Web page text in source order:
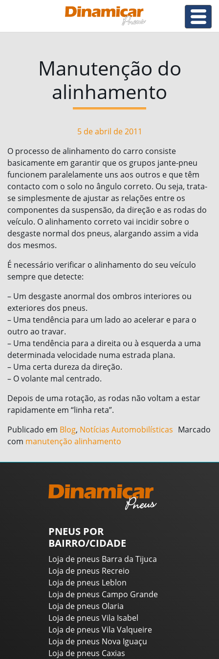
Manutenção do
alinhamento
5 de abril de 2011
O processo de alinhamento do carro consiste
basicamente em garantir que os grupos jante-pneu
funcionem paralelamente uns aos outros e que têm
contacto com o solo no ângulo correto. Ou seja, trata-
se simplesmente de ajustar as relações entre os
componentes da suspensão, da direção e as rodas do
veículo. O alinhamento correto vai incidir sobre o
desgaste normal dos pneus, alargando assim a vida
dos mesmos.
É necessário verificar o alinhamento do seu veículo
sempre que detecte:
– Um desgaste anormal dos ombros interiores ou
exteriores dos pneus.
– Uma tendência para um lado ao acelerar e para o
outro ao travar.
– Uma tendência para a direita ou à esquerda a uma
determinada velocidade numa estrada plana.
– Uma certa dureza da direção.
– O volante mal centrado.
Depois de uma rotação, as rodas não voltam a estar
rapidamente em “linha reta”.
Publicado em Blog, Notícias Automobilísticas Marcado
com manutenção alinhamento
PNEUS POR
BAIRRO/CIDADE
Loja de pneus Barra da Tijuca
Loja de pneus Recreio
Loja de pneus Leblon
Loja de pneus Campo Grande
Loja de pneus Olaria
Loja de pneus Vila Isabel
Loja de pneus Vila Valqueire
Loja de pneus Nova Iguaçu
Loja de pneus Caxias